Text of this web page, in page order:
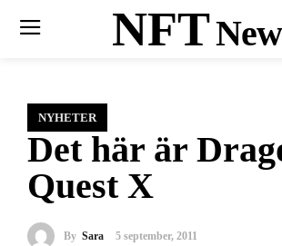
NFT
NYHETER
Det här är
Quest X
By Sara 5 september, 2011